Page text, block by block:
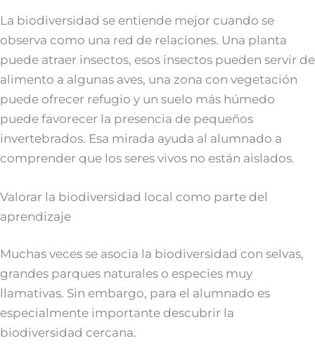
La biodiversidad se entiende mejor cuando se
observa como una red de relaciones. Una planta
puede atraer insectos, esos insectos pueden servir de
alimento a algunas aves, una zona con vegetación
puede ofrecer refugio y un suelo más húmedo
puede favorecer la presencia de pequeños
invertebrados. Esa mirada ayuda al alumnado a
comprender que los seres vivos no están aislados.
Valorar la biodiversidad local como parte del
aprendizaje
Muchas veces se asocia la biodiversidad con selvas,
grandes parques naturales o especies muy
llamativas. Sin embargo, para el alumnado es
especialmente importante descubrir la
biodiversidad cercana.